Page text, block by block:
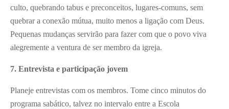
culto, quebrando tabus e preconceitos, lugares-comuns, sem
quebrar a conexão mútua, muito menos a ligação com Deus.
Pequenas mudanças servirão para fazer com que o povo viva
alegremente a ventura de ser membro da igreja.
7. Entrevista e participação jovem
Planeje entrevistas com os membros. Tome cinco minutos do
programa sabático, talvez no intervalo entre a Escola